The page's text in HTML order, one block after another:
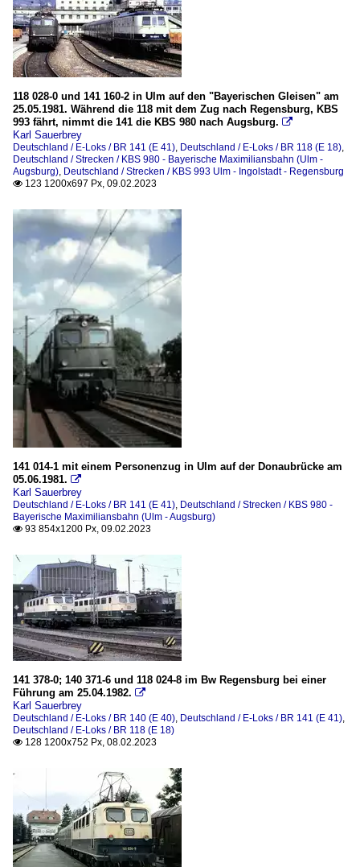
118 028-0 und 141 160-2 in Ulm auf den "Bayerischen Gleisen" am
25.05.1981. Während die 118 mit dem Zug nach Regensburg, KBS
993 fährt, nimmt die 141 die KBS 980 nach Augsburg. 
Karl Sauerbrey
Deutschland / E-Loks / BR 141 (E 41), Deutschland / E-Loks / BR 118 (E 18),
Deutschland / Strecken / KBS 980 - Bayerische Maximiliansbahn (Ulm -
Augsburg), Deutschland / Strecken / KBS 993 Ulm - Ingolstadt - Regensburg
 123 1200x697 Px, 09.02.2023
141 014-1 mit einem Personenzug in Ulm auf der Donaubrücke am
05.06.1981. 
Karl Sauerbrey
Deutschland / E-Loks / BR 141 (E 41), Deutschland / Strecken / KBS 980 -
Bayerische Maximiliansbahn (Ulm - Augsburg)
 93 854x1200 Px, 09.02.2023
141 378-0; 140 371-6 und 118 024-8 im Bw Regensburg bei einer
Führung am 25.04.1982. 
Karl Sauerbrey
Deutschland / E-Loks / BR 140 (E 40), Deutschland / E-Loks / BR 141 (E 41),
Deutschland / E-Loks / BR 118 (E 18)
 128 1200x752 Px, 08.02.2023